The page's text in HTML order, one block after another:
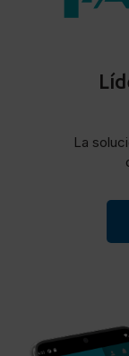
La